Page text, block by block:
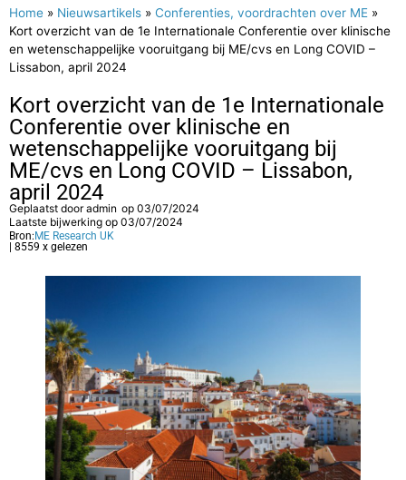
Home » Nieuwsartikels » Conferenties, voordrachten over ME »
Kort overzicht van de 1e Internationale Conferentie over klinische
en wetenschappelijke vooruitgang bij ME/cvs en Long COVID –
Lissabon, april 2024
Kort overzicht van de 1e Internationale
Conferentie over klinische en
wetenschappelijke vooruitgang bij
ME/cvs en Long COVID – Lissabon,
april 2024
Geplaatst dooradmin op 03/07/2024
Laatste bijwerking op 03/07/2024
Bron: ME Research UK
| 8559 x gelezen